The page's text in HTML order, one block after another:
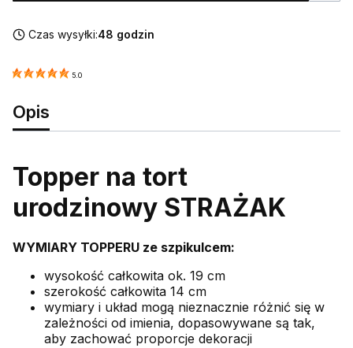
Czas wysyłki:48 godzin
5.0
Opis
Topper na tort
urodzinowy STRAŻAK
WYMIARY TOPPERU ze szpikulcem:
wysokość całkowita ok. 19 cm
szerokość całkowita 14 cm
wymiary i układ mogą nieznacznie różnić się w
zależności od imienia, dopasowywane są tak,
aby zachować proporcje dekoracji